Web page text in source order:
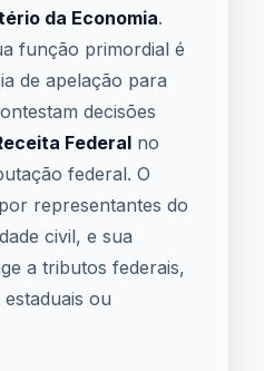
da Economia.
função primordial é
de apelação para
decisões
Federal no
federal. O
representantes do
civil, e sua
a tributos federais,
ou